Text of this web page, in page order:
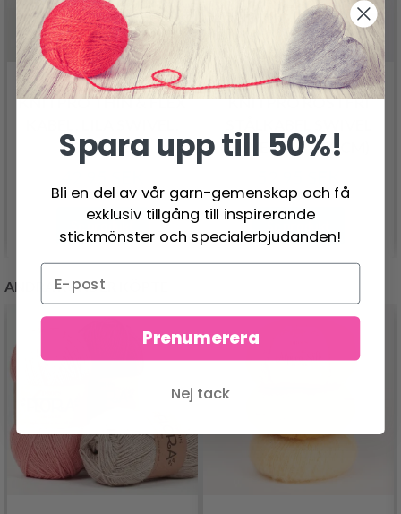
KNITPRO THIN & FLEX
40–150 CM
KNITPRO ROSTFRI
SILVER (40-150 CM)
ANDRA KUNDER KÖPTE
Spara upp till 50%!
Bli en del av vår garn-gemenskap och få
exklusiv tillgång till inspirerande
stickmönster och specialerbjudanden!
Prenumerera
Nej tack